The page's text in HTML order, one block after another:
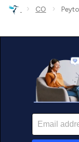
› CO ›